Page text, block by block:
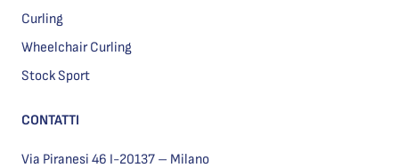
Curling
Wheelchair Curling
Stock Sport
CONTATTI
Via Piranesi 46 I-20137 – Milano